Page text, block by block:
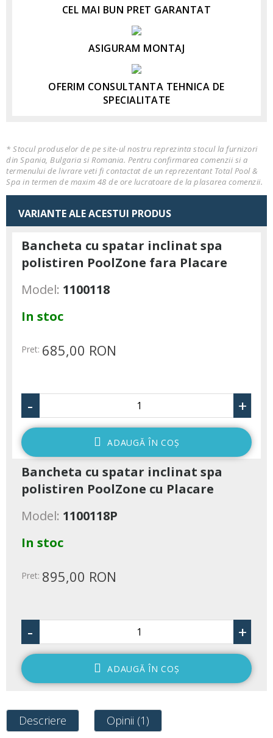
CEL MAI BUN PRET GARANTAT
ASIGURAM MONTAJ
OFERIM CONSULTANTA TEHNICA DE
SPECIALITATE
* Stocul produselor de pe site-ul nostru reprezinta stocul la furnizori
din Spania, Bulgaria si Romania. Pentru confirmarea comenzii si a
termenului de livrare veti fi contactat de un reprezentant Total Pool &
Spa in termen de maxim 48 de ore lucratoare de la plasarea comenzii.
VARIANTE ALE ACESTUI PRODUS
Bancheta cu spatar inclinat spa
polistiren PoolZone fara Placare
Model: 1100118
In stoc
Pret: 685,00 RON
- +
ADAUGĂ ÎN COŞ
Bancheta cu spatar inclinat spa
polistiren PoolZone cu Placare
Model: 1100118P
In stoc
Pret: 895,00 RON
- +
ADAUGĂ ÎN COŞ
Descriere Opinii (1)